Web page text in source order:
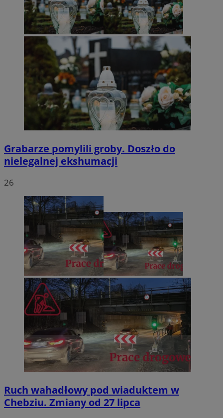
Grabarze pomylili groby. Doszło do
nielegalnej ekshumacji
26
Ruch wahadłowy pod wiaduktem w
Chebziu. Zmiany od 27 lipca